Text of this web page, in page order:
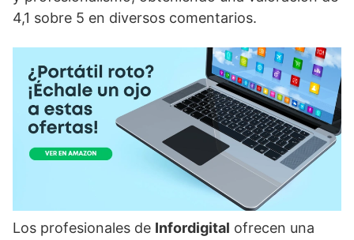
4,1 sobre 5 en diversos comentarios.
Los profesionales de Infordigital ofrecen una